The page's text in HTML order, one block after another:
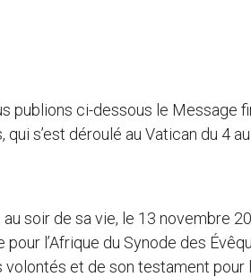
publions ci-dessous le Message
s’est déroulé au Vatican du 4
soir de sa vie, le 13 novembre
l’Afrique du Synode des
et de son testament pour